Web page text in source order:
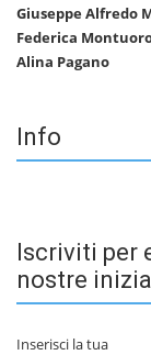
Giuseppe Alfredo
Federica
Alina Pagano
Info
Iscriviti per
nostre
Inserisci la tua